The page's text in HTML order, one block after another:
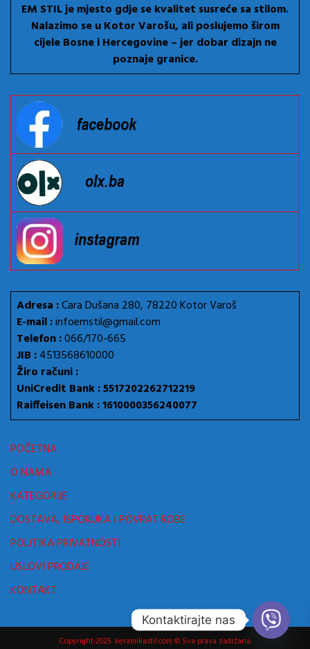
EM STIL je mjesto gdje se kvalitet susreće sa stilom.
Nalazimo se u Kotor Varošu, ali poslujemo širom
cijele Bosne i Hercegovine – jer dobar dizajn ne
poznaje granice.
Adresa :Cara Dušana 280, 78220 Kotor Varoš
E-mail :infoemstil@gmail.com
Telefon :066/170-665
JIB :4513568610000
Žiro računi :
UniCredit Bank : 5517202262712219
Raiffeisen Bank : 1610000356240077
POČETNA
O NAMA
KATEGORIJE
DOSTAVA, ISPORUKA I POVRAT ROBE
POLITIKA PRIVATNOSTI
USLOVI PRODAJE
KONTAKT
Copyright 2025. keramikastil.com © Sva prava zadržana.
Kontaktirajte nas